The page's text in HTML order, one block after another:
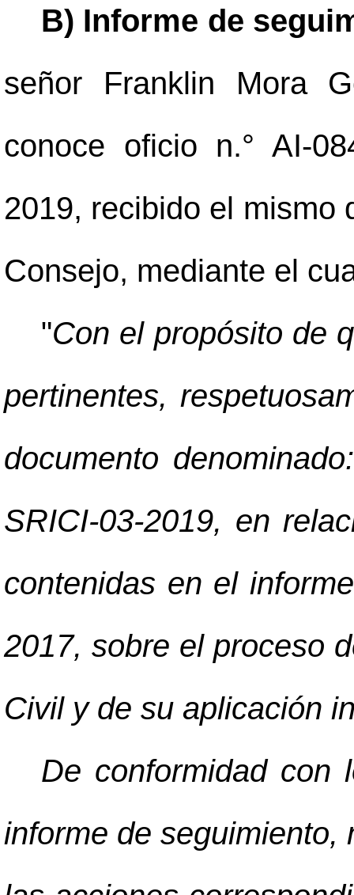
B) Informe de
señor Franklin Mora
conoce oficio n.° AI-
2019, recibido el mismo
Consejo, mediante el
"Con el propósito de
pertinentes,
documento
SRICI-03-2019, en
contenidas en el
2017, sobre el proceso
Civil y de su aplicación
De conformidad con
informe de seguimiento,